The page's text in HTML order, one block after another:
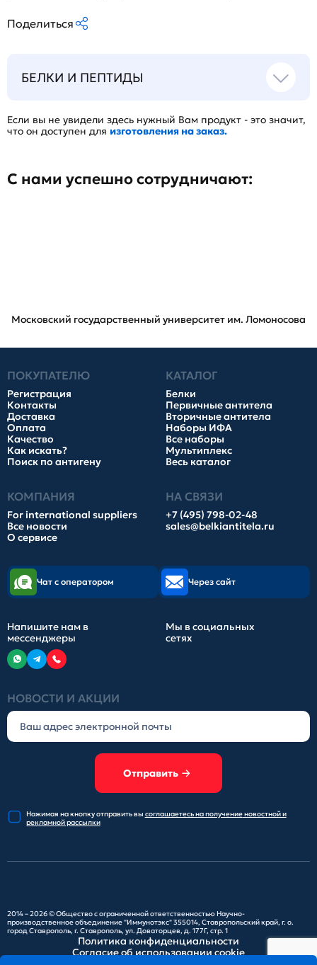
Поделиться
БЕЛКИ И ПЕПТИДЫ
Если вы не увидели здесь нужный Вам продукт - это значит,
что он доступен для изготовления на заказ.
С нами успешно сотрудничают:
Московский государственный университет им. Ломоносова
ПОКУПАТЕЛЮ
Регистрация
Контакты
Доставка
Оплата
Качество
Как искать?
Поиск по антигену
КАТАЛОГ
Белки
Первичные антитела
Вторичные антитела
Наборы ИФА
Все наборы
Мультиплекс
Весь каталог
КОМПАНИЯ
For international suppliers
Все новости
О сервисе
НА СВЯЗИ
+7 (495) 798-02-48
sales@belkiantitela.ru
НОВОСТИ И АКЦИИ
Отправить
Нажимая на кнопку отправитьвы соглашаетесь на получениеновостной и
рекламной рассылки
Чат с оператором Через сайт
Напишите нам в
мессенджеры
Мы в социальных
сетях
2014 – 2026 ©Общество с ограниченной ответственностью Научно-
производственное объединение "Иммунотэкс"355014, Ставропольский край, г. о.
город Ставрополь, г. Ставрополь, ул. Доваторцев, д. 177Г, стр. 1
Политика конфиденциальности
Согласие об использовании cookie